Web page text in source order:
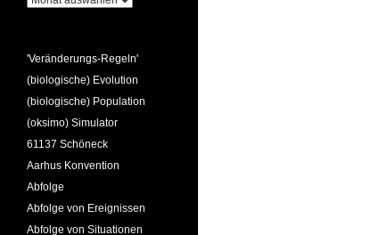
'Veränderungs-Regeln'
(biologische) Evolution
(biologische) Population
(oksimo) Simulator
61137 Schöneck
Aarhus Konvention
Abfolge
Abfolge von Ereignissen
Abfolge von Situationen